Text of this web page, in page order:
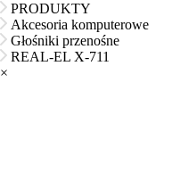
PRODUKTY
Akcesoria komputerowe
Głośniki przenośne
REAL-EL X-711
×